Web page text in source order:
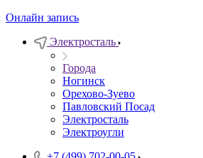
Онлайн запись
Электросталь
Города
Ногинск
Орехово-Зуево
Павловский Посад
Электросталь
Электроугли